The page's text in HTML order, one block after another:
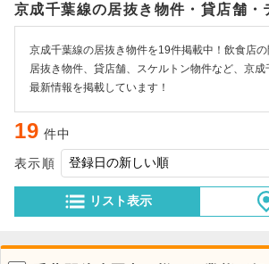
京成千葉線の居抜き物件・貸店舗・
京成千葉線の居抜き物件を19件掲載中！飲食店
居抜き物件、貸店舗、スケルトン物件など、京
最新情報を掲載しています！
19 件中
リスト表示
表示順